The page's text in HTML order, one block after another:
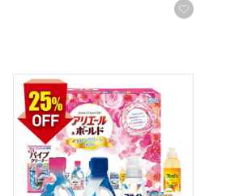
気に入りに登録する お気に入
40F]
ト【夏の贈りもの・お中元】[PGCB-
アリエール＆ボールド アロマクリーン